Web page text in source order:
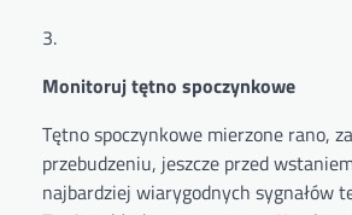
Monitoruj tętno spoczynkowe
Tętno spoczynkowe mierzone rano,
przebudzeniu, jeszcze przed
najbardziej wiarygodnych sygnałów